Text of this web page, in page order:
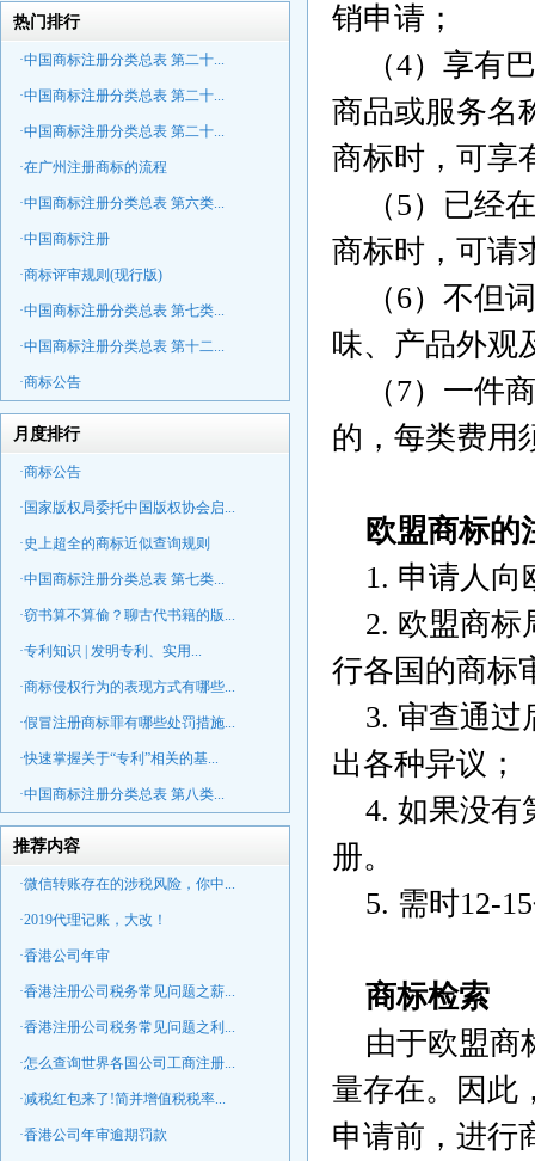
热门排行
·中国商标注册分类总表 第二十...
·中国商标注册分类总表 第二十...
·中国商标注册分类总表 第二十...
·在广州注册商标的流程
·中国商标注册分类总表 第六类...
·中国商标注册
·商标评审规则(现行版)
·中国商标注册分类总表 第七类...
·中国商标注册分类总表 第十二...
·商标公告
月度排行
·商标公告
·国家版权局委托中国版权协会启...
·史上超全的商标近似查询规则
·中国商标注册分类总表 第七类...
·窃书算不算偷？聊古代书籍的版...
·专利知识 | 发明专利、实用...
·商标侵权行为的表现方式有哪些...
·假冒注册商标罪有哪些处罚措施...
·快速掌握关于“专利”相关的基...
·中国商标注册分类总表 第八类...
推荐内容
·微信转账存在的涉税风险，你中...
·2019代理记账，大改！
·香港公司年审
·香港注册公司税务常见问题之薪...
·香港注册公司税务常见问题之利...
·怎么查询世界各国公司工商注册...
·减税红包来了!简并增值税税率...
·香港公司年审逾期罚款
销申请；
（4）享有
商品或服务名
商标时，可享
（5）已经
商标时，可请
（6）不但
味、产品外观
（7）一件商
的，每类费用
欧盟商标的
1. 申请人向
2. 欧盟商标
行各国的商标
3. 审查通过
出各种异议；
4. 如果没有
册。
5. 需时12-
商标检索
由于欧盟商
量存在。因此
申请前，进行